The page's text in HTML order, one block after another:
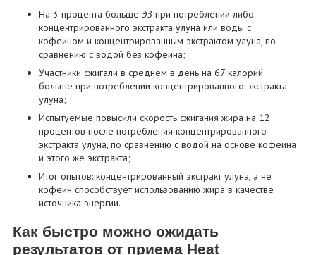
На 3 процента больше ЭЗ при потреблении либо
концентрированного экстракта улуна или воды с
кофеином и концентрированным экстрактом улуна, по
сравнению с водой без кофеина;
Участники сжигали в среднем в день на 67 калорий
больше при потреблении концентрированного экстракта
улуна;
Испытуемые повысили скорость сжигания жира на 12
процентов после потребления концентрированного
экстракта улуна, по сравнению с водой на основе кофеина
и этого же экстракта;
Итог опытов: концентрированный экстракт улуна, а не
кофеин способствует использованию жира в качестве
источника энергии.
Как быстро можно ожидать
результатов от приема Heat